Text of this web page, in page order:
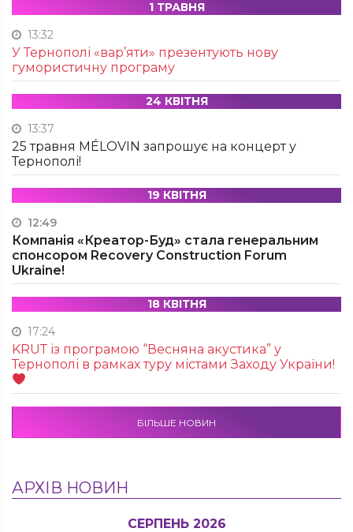
1 ТРАВНЯ
13:32
У Тернополі «вар’яти» презентують нову
гумористичну програму
24 КВІТНЯ
13:37
25 травня MÉLOVIN запрошує на концерт у
Тернополі!
19 КВІТНЯ
12:49
Компанія «Креатор-Буд» стала генеральним
спонсором Recovery Construction Forum
Ukraine!
18 КВІТНЯ
17:24
KRUТ із програмою “Весняна акустика” у
Тернополі в рамках туру містами Заходу України!
БІЛЬШЕ НОВИН
АРХІВ НОВИН
СЕРПЕНЬ 2026